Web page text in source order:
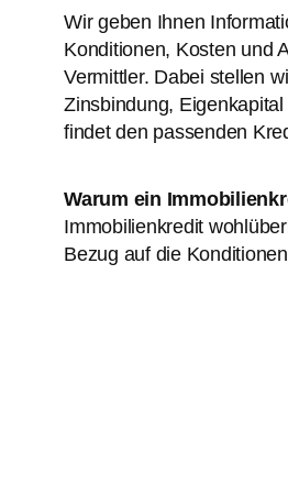
Wir geben Ihnen
Konditionen, Kosten und
Vermittler. Dabei stellen
Zinsbindung,
findet den passenden
Warum ein
Immobilienkredit
Bezug auf die